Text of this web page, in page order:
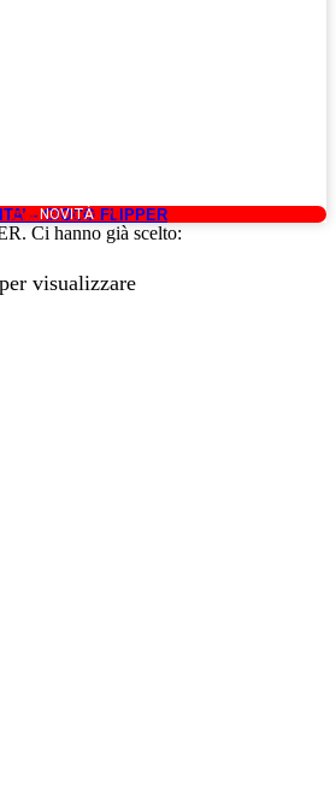
– GIOCO FLIPPER
Codice: ACC 71
NOVITÀ
Ci hanno già scelto:
visualizzare